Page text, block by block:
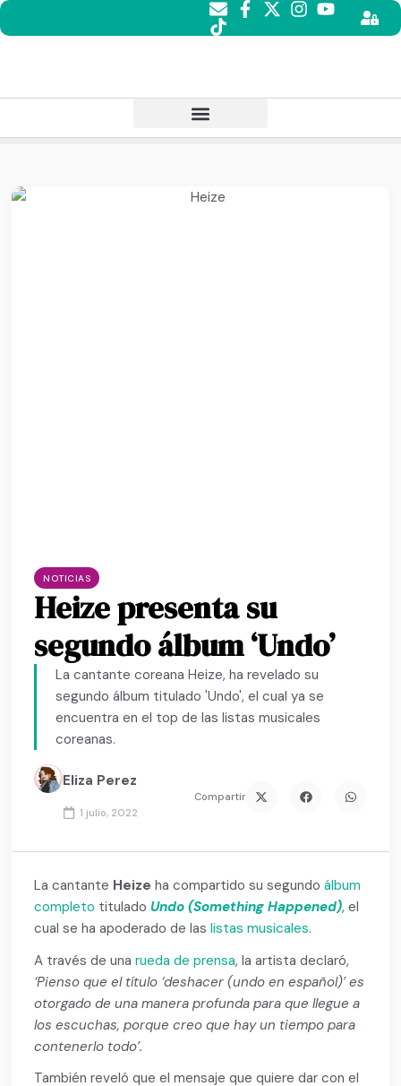
NOTICIAS
Heize presenta su
segundo álbum ‘Undo’
La cantante coreana Heize, ha revelado su
segundo álbum titulado 'Undo', el cual ya se
encuentra en el top de las listas musicales
coreanas.
Eliza Perez
1 julio, 2022
Compartir
La cantante Heizeha compartido su segundoálbum
completo titulado Undo (Something Happened), el
cual se ha apoderado de laslistas musicales.
A través de unarueda de prensa, la artista declaró,
‘Pienso que el título ‘deshacer (undo en español)’ es
otorgado de una manera profunda para que llegue a
los escuchas, porque creo que hay un tiempo para
contenerlo todo’.
También reveló que el mensaje que quiere dar con el